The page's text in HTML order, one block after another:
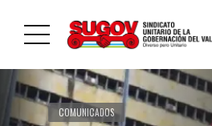
COMUNICADOS